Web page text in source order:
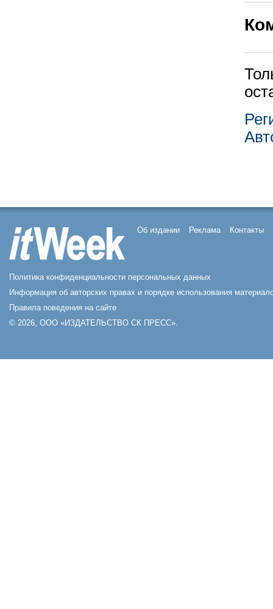
Об издании Реклама Контакты
Политика конфиденциальности персональных данных
Информация об авторских правах и порядке использования
Правила поведения на сайте
© 2026, ООО «ИЗДАТЕЛЬСТВО СК ПРЕСС».